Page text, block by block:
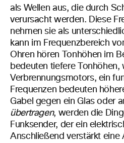
als Wellen aus, die durch
verursacht werden. Diese
nehmen sie als
kann im Frequenzbereich
Ohren hören Tonhöhen im
bedeuten tiefere
Verbrennungsmotors, ein
Frequenzen bedeuten
Gabel gegen ein Glas oder
übertragen, werden die
Funksender, der ein
Anschließend verstärkt eine